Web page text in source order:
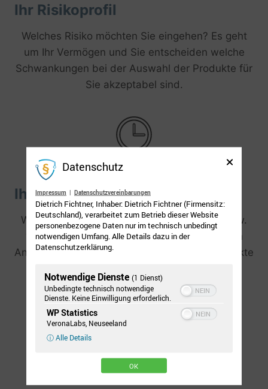
Ihr Risikoprofil
Welches Risiko möchten Sie eingehen? Es geht
um Ihr Vermögen und Sie entscheiden welche
Schwankungen bei der Auswahl der Produkte für
Sie akzeptabel sind.
Ihr Anlagehorizont
Wie lange soll das Geld investiert werden bzw.
wann besteht wieder Kapitalbedarf? Je nach
Anlagezeitraum gibt es passende Finanzprodukte
Datenschutz
Impressum | Datenschutzvereinbarungen
Dietrich Fichtner, Inhaber: Dietrich Fichtner (Firmensitz:
Deutschland), verarbeitet zum Betrieb dieser Website
personenbezogene Daten nur im technisch unbedingt
notwendigen Umfang. Alle Details dazu in der
Datenschutzerklärung.
Notwendige Dienste (1 Dienst)
Unbedingte technisch notwendige
Dienste. Keine Einwilligung erforderlich.
WP Statistics
VeronaLabs, Neuseeland
ⓘ Alle Details
OK